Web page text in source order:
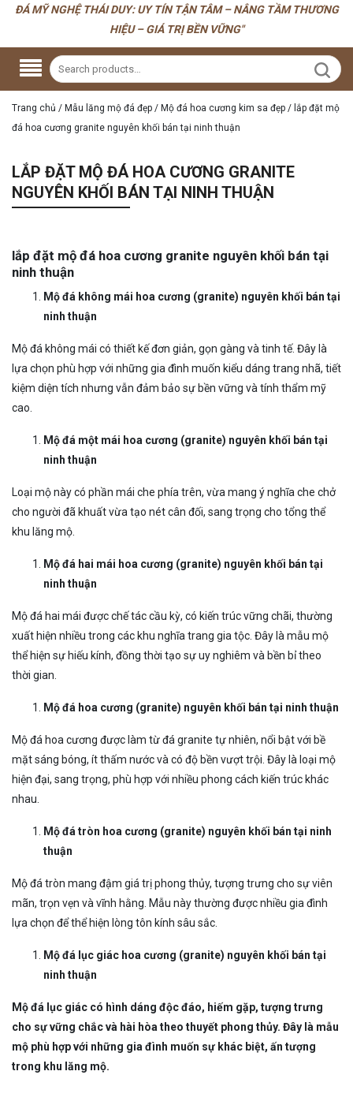
ĐÁ MỸ NGHỆ THÁI DUY: UY TÍN TẬN TÂM – NÂNG TẦM THƯƠNG
HIỆU – GIÁ TRỊ BỀN VỮNG"
Trang chủ / Mẫu lăng mộ đá đẹp / Mộ đá hoa cương kim sa đẹp / lắp đặt mộ
đá hoa cương granite nguyên khối bán tại ninh thuận
LẮP ĐẶT MỘ ĐÁ HOA CƯƠNG GRANITE
NGUYÊN KHỐI BÁN TẠI NINH THUẬN
lắp đặt mộ đá hoa cương granite nguyên khối bán tại
ninh thuận
Mộ đá không mái hoa cương (granite) nguyên khối bán tại
ninh thuận
Mộ đá không mái có thiết kế đơn giản, gọn gàng và tinh tế. Đây là
lựa chọn phù hợp với những gia đình muốn kiểu dáng trang nhã, tiết
kiệm diện tích nhưng vẫn đảm bảo sự bền vững và tính thẩm mỹ
cao.
Mộ đá một mái hoa cương (granite) nguyên khối bán tại
ninh thuận
Loại mộ này có phần mái che phía trên, vừa mang ý nghĩa che chở
cho người đã khuất vừa tạo nét cân đối, sang trọng cho tổng thể
khu lăng mộ.
Mộ đá hai mái hoa cương (granite) nguyên khối bán tại
ninh thuận
Mộ đá hai mái được chế tác cầu kỳ, có kiến trúc vững chãi, thường
xuất hiện nhiều trong các khu nghĩa trang gia tộc. Đây là mẫu mộ
thể hiện sự hiếu kính, đồng thời tạo sự uy nghiêm và bền bỉ theo
thời gian.
Mộ đá hoa cương (granite) nguyên khối bán tại ninh thuận
Mộ đá hoa cương được làm từ đá granite tự nhiên, nổi bật với bề
mặt sáng bóng, ít thấm nước và có độ bền vượt trội. Đây là loại mộ
hiện đại, sang trọng, phù hợp với nhiều phong cách kiến trúc khác
nhau.
Mộ đá tròn hoa cương (granite) nguyên khối bán tại ninh
thuận
Mộ đá tròn mang đậm giá trị phong thủy, tượng trưng cho sự viên
mãn, trọn vẹn và vĩnh hằng. Mẫu này thường được nhiều gia đình
lựa chọn để thể hiện lòng tôn kính sâu sắc.
Mộ đá lục giác hoa cương (granite) nguyên khối bán tại
ninh thuận
Mộ đá lục giác có hình dáng độc đáo, hiếm gặp, tượng trưng
cho sự vững chắc và hài hòa theo thuyết phong thủy. Đây là mẫu
mộ phù hợp với những gia đình muốn sự khác biệt, ấn tượng
trong khu lăng mộ.